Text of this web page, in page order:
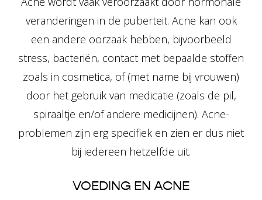
veranderingen in de puberteit. Acne kan ook
een andere oorzaak hebben, bijvoorbeeld
stress, bacteriën, contact met bepaalde stoffen
zoals in cosmetica, of (met name bij vrouwen)
door het gebruik van medicatie (zoals de pil,
spiraaltje en/of andere medicijnen). Acne-
problemen zijn erg specifiek en zien er dus niet
bij iedereen hetzelfde uit.
VOEDING EN ACNE